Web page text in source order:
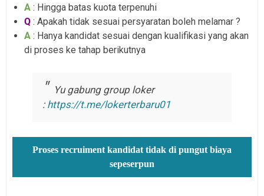
A : Hingga batas kuota terpenuhi
Q : Apakah tidak sesuai persyaratan boleh melamar ?
A : Hanya kandidat sesuai dengan kualifikasi yang akan
di proses ke tahap berikutnya
Yu gabung group loker
: https://t.me/lokerterbaru01
Proses recruiment kandidat tidak di pungut biaya
sepeserpun